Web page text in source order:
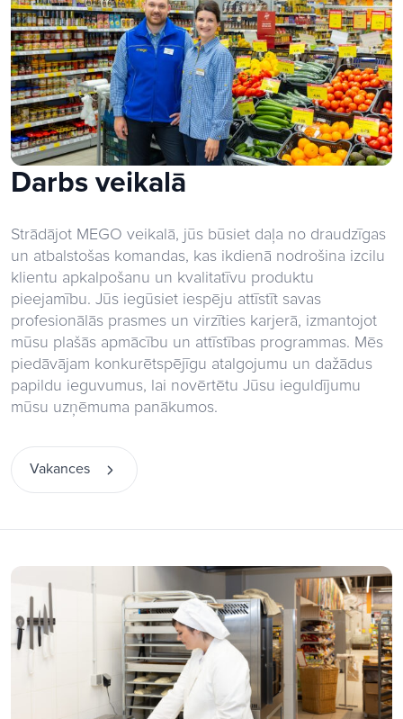
Darbs veikalā
Strādājot MEGO veikalā, jūs būsiet daļa no draudzīgas
un atbalstošas komandas, kas ikdienā nodrošina izcilu
klientu apkalpošanu un kvalitatīvu produktu
pieejamību. Jūs iegūsiet iespēju attīstīt savas
profesionālās prasmes un virzīties karjerā, izmantojot
mūsu plašās apmācību un attīstības programmas. Mēs
piedāvājam konkurētspējīgu atalgojumu un dažādus
papildu ieguvumus, lai novērtētu Jūsu ieguldījumu
mūsu uzņēmuma panākumos.
Vakances